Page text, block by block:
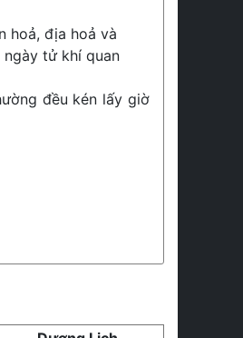
hoả, địa hoả và
tử khí quan
đều kén lấy giờ